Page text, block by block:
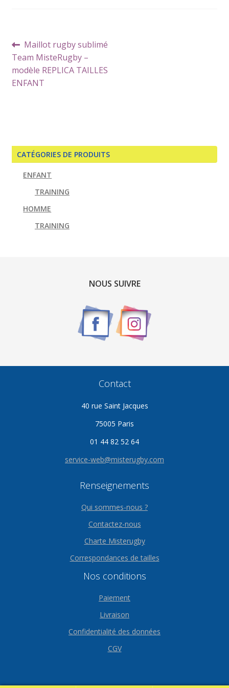
Navigation
de
l’article
Article
précédent :
Maillot rugby sublimé
Team MisteRugby –
modèle REPLICA TAILLES
ENFANT
CATÉGORIES DE PRODUITS
ENFANT
TRAINING
HOMME
TRAINING
NOUS SUIVRE
Contact
40 rue Saint Jacques
75005 Paris
01 44 82 52 64
service-web@misterugby.com
Renseignements
Qui sommes-nous ?
Contactez-nous
Charte Misterugby
Correspondances de tailles
Nos conditions
Paiement
Livraison
Confidentialité des données
CGV